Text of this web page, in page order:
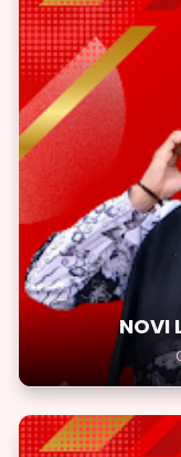
NOVI
NOVI
Pantang menyerah